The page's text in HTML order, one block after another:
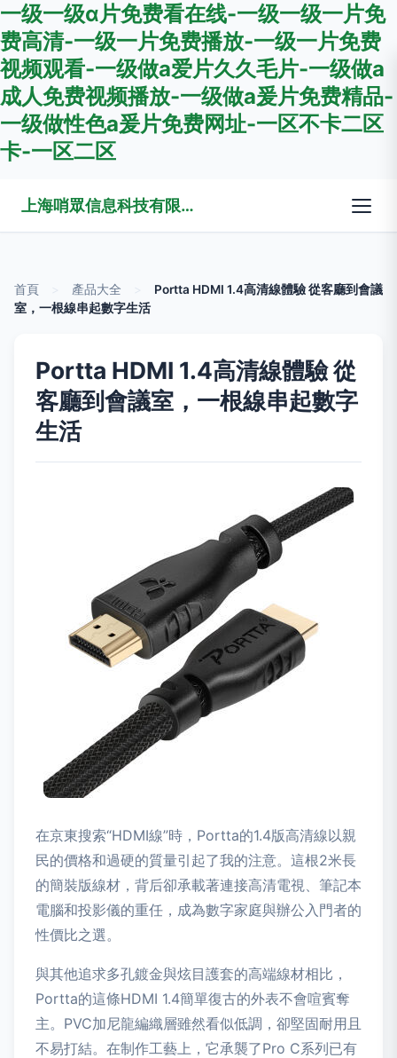
一级一级α片免费看在线-一级一级一片免
费高清-一级一片免费播放-一级一片免费
视频观看-一级做a爱片久久毛片-一级做a
成人免费视频播放-一级做a爰片免费精品-
一级做性色a爰片免费网址-一区不卡二区
卡-一区二区
上海哨眾信息科技有限公司
首頁 產品大全
Portta HDMI 1.4高清線體驗 從客廳到會議
室，一根線串起數字生活
Portta HDMI 1.4高清線體驗 從
客廳到會議室，一根線串起數字
生活
在京東搜索“HDMI線”時，Portta的1.4版高清線以親
民的價格和過硬的質量引起了我的注意。這根2米長
的簡裝版線材，背后卻承載著連接高清電視、筆記本
電腦和投影儀的重任，成為數字家庭與辦公入門者的
性價比之選。
與其他追求多孔鍍金與炫目護套的高端線材相比，
Portta的這條HDMI 1.4簡單復古的外表不會喧賓奪
主。PVC加尼龍編織層雖然看似低調，卻堅固耐用且
不易打結。在制作工藝上，它承襲了Pro C系列已有